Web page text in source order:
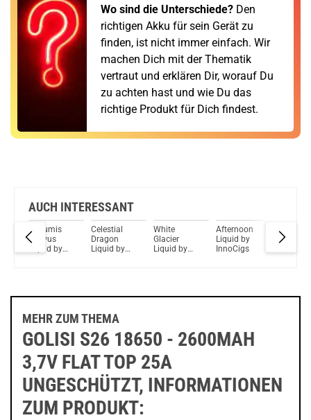
Wo sind die Unterschiede?Den
richtigen Akku für sein Gerät zu
finden, ist nicht immer einfach. Wir
machen Dich mit der Thematik
vertraut und erklären Dir, worauf Du
zu achten hast und wie Du das
richtige Produkt für Dich findest.
AUCH INTERESSANT
Cucumis
Sativus
Liquid by
Celestial
Dragon
Liquid by
White
Glacier
Liquid by
Afternoon
Liquid by
InnoCigs
Star
MEHR ZUM THEMA
GOLISI S26 18650 - 2600MAH
3,7V FLAT TOP 25A
UNGESCHÜTZT, INFORMATIONEN
ZUM PRODUKT: